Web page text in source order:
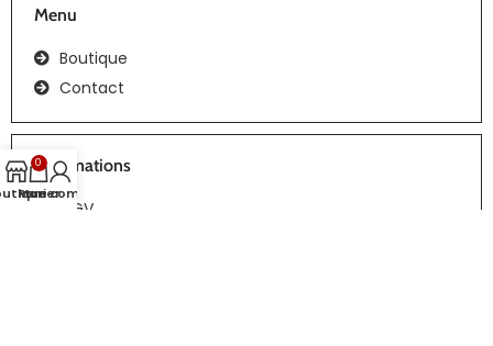
Menu
Boutique
Contact
Informations
CGV
0
Panier
Mon compte